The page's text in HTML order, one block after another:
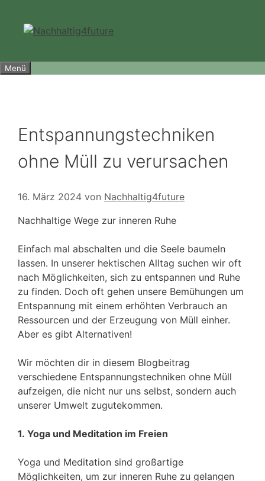
springen
Menü
Entspannungstechniken
ohne Müll zu verursachen
16. März 2024 von Nachhaltig4future
Nachhaltige Wege zur inneren Ruhe
Einfach mal abschalten und die Seele baumeln
lassen. In unserer hektischen Alltag suchen wir oft
nach Möglichkeiten, sich zu entspannen und Ruhe
zu finden. Doch oft gehen unsere Bemühungen um
Entspannung mit einem erhöhten Verbrauch an
Ressourcen und der Erzeugung von Müll einher.
Aber es gibt Alternativen!
Wir möchten dir in diesem Blogbeitrag
verschiedene Entspannungstechniken ohne Müll
aufzeigen, die nicht nur uns selbst, sondern auch
unserer Umwelt zugutekommen.
1. Yoga und Meditation im Freien
Yoga und Meditation sind großartige
Möglichkeiten, um zur inneren Ruhe zu gelangen